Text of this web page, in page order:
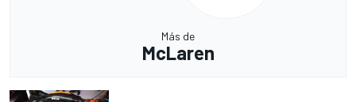
Más de
McLaren